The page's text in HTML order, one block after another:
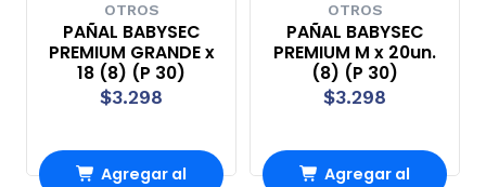
OTROS
PAÑAL BABYSEC
PREMIUM GRANDE x
18 (8) (P 30)
$3.298
Agregar al
OTROS
PAÑAL BABYSEC
PREMIUM M x 20un.
(8) (P 30)
$3.298
Agregar al